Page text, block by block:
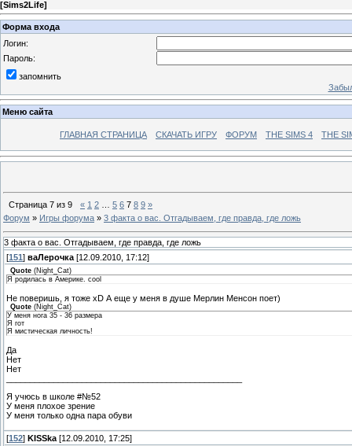
[Sims2Life]
Форма входа
Логин:
Пароль:
запомнить
Меню сайта
ГЛАВНАЯ СТРАНИЦА СКАЧАТЬ ИГРУ ФОРУМ THE SIMS 4 THE
Страница 7 из 9 « 1 2 5 6 7 8 9 »
Форум » Игры форума » 3 факта о вас. Отгадываем, где правда, где ложь
3 факта о вас. Отгадываем, где правда, где ложь
[151 ] ваЛерочка [12.09.2010, 17:12]
Quote (Night_Cat)
Я родилась в Америке. cool
Не поверишь, я тоже хD А еще у меня в душе Мерлин Менсон поет)
Quote (Night_Cat)
У меня нога 35 - 36 размера
Я гот
Я мистическая личность!
Да
Нет
Нет
Я учюсь в школе #№52
У меня плохое зрение
У меня только одна пара обуви
[152] KISSka [12.09.2010, 17:25]